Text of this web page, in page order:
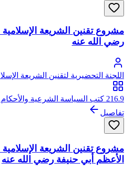
مشروع تقنين الشريعة
رضي الله عنه
اللجنة التحضيرية لتقنين الشريعة
الإسلامية
216.9 كتب السياسة الشرعية والأحكام السلطانية
تفاصيل
مشروع تقنين الشريعة
الأعظم أبي حنيفة رضي الله عنه